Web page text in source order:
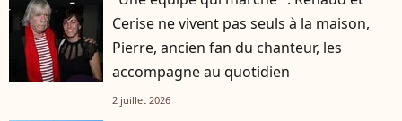
Cerise ne vivent pas seuls à la maison,
Pierre, ancien fan du chanteur, les
accompagne au quotidien
2 juillet 2026